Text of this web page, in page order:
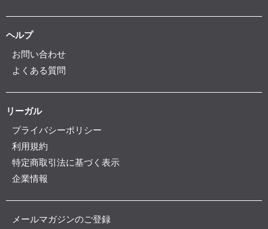
ヘルプ
お問い合わせ
よくある質問
リーガル
プライバシーポリシー
利用規約
特定商取引法に基づく表示
企業情報
メールマガジンのご登録